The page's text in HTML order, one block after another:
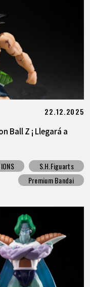
22.12.2025
Ball Z ¡ Llegará a
S.H.Figuarts
Premium Bandai